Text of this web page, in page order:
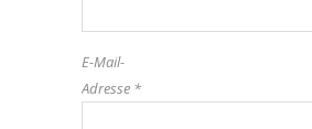
E-Mail-
Adresse *